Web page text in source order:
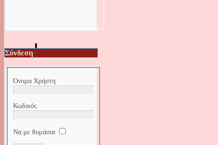
Σύνδεση
Όνομα Χρήστη
Κωδικός
Να με θυμάσαι